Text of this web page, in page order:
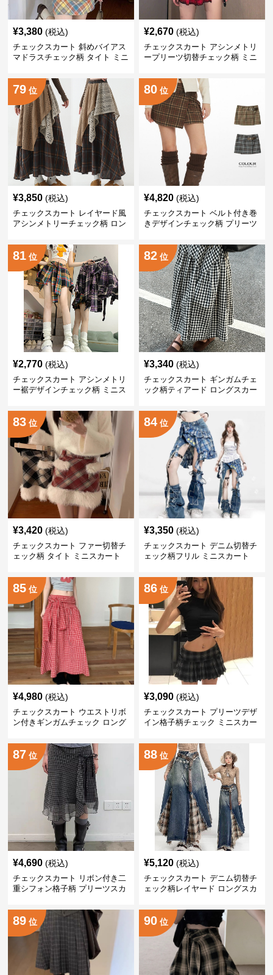
¥3,380 (税込)
チェックスカート 斜めバイアス
マドラスチェック柄 タイト ミニ
¥2,670 (税込)
チェックスカート アシンメトリ
ープリーツ切替チェック柄 ミニ
79 位
¥3,850 (税込)
チェックスカート レイヤード風
アシンメトリーチェック柄 ロン
80 位
¥4,820 (税込)
チェックスカート ベルト付き巻
きデザインチェック柄 プリーツ
81 位
¥2,770 (税込)
チェックスカート アシンメトリ
ー裾デザインチェック柄 ミニス
82 位
¥3,340 (税込)
チェックスカート ギンガムチェ
ック柄ティアード ロングスカー
83 位
¥3,420 (税込)
チェックスカート ファー切替チ
ェック柄 タイト ミニスカート
84 位
¥3,350 (税込)
チェックスカート デニム切替チ
ェック柄フリル ミニスカート
85 位
¥4,980 (税込)
チェックスカート ウエストリボ
ン付きギンガムチェック ロング
86 位
¥3,090 (税込)
チェックスカート プリーツデザ
イン格子柄チェック ミニスカー
87 位
¥4,690 (税込)
チェックスカート リボン付き二
重シフォン格子柄 プリーツスカ
88 位
¥5,120 (税込)
チェックスカート デニム切替チ
ェック柄レイヤード ロングスカ
89 位 90 位